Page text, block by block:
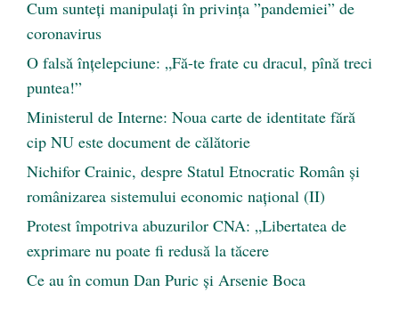
Cum sunteți manipulați în privința ”pandemiei” de
coronavirus
O falsă înțelepciune: „Fă-te frate cu dracul, pînă treci
puntea!”
Ministerul de Interne: Noua carte de identitate fără
cip NU este document de călătorie
Nichifor Crainic, despre Statul Etnocratic Român şi
românizarea sistemului economic naţional (II)
Protest împotriva abuzurilor CNA: „Libertatea de
exprimare nu poate fi redusă la tăcere
Ce au în comun Dan Puric şi Arsenie Boca